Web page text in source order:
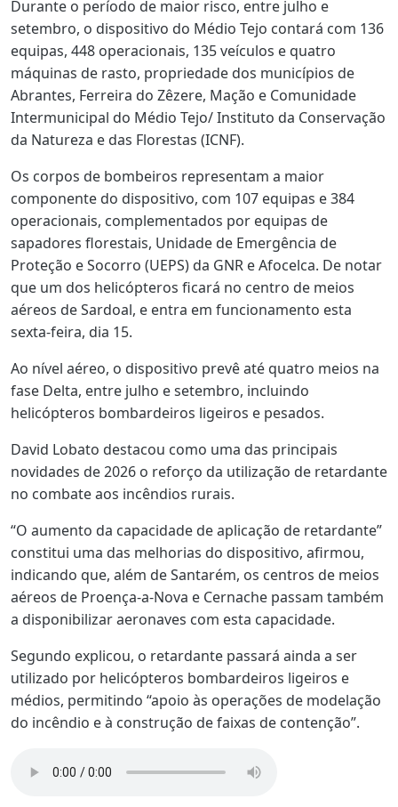
Durante o período de maior risco, entre julho e
setembro, o dispositivo do Médio Tejo contará com 136
equipas, 448 operacionais, 135 veículos e quatro
máquinas de rasto, propriedade dos municípios de
Abrantes, Ferreira do Zêzere, Mação e Comunidade
Intermunicipal do Médio Tejo/ Instituto da Conservação
da Natureza e das Florestas (ICNF).
Os corpos de bombeiros representam a maior
componente do dispositivo, com 107 equipas e 384
operacionais, complementados por equipas de
sapadores florestais, Unidade de Emergência de
Proteção e Socorro (UEPS) da GNR e Afocelca. De notar
que um dos helicópteros ficará no centro de meios
aéreos de Sardoal, e entra em funcionamento esta
sexta-feira, dia 15.
Ao nível aéreo, o dispositivo prevê até quatro meios na
fase Delta, entre julho e setembro, incluindo
helicópteros bombardeiros ligeiros e pesados.
David Lobato destacou como uma das principais
novidades de 2026 o reforço da utilização de retardante
no combate aos incêndios rurais.
“O aumento da capacidade de aplicação de retardante”
constitui uma das melhorias do dispositivo, afirmou,
indicando que, além de Santarém, os centros de meios
aéreos de Proença-a-Nova e Cernache passam também
a disponibilizar aeronaves com esta capacidade.
Segundo explicou, o retardante passará ainda a ser
utilizado por helicópteros bombardeiros ligeiros e
médios, permitindo “apoio às operações de modelação
do incêndio e à construção de faixas de contenção”.